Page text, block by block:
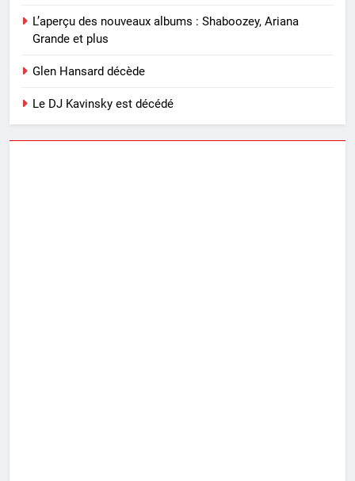
L’aperçu des nouveaux albums : Shaboozey, Ariana
Grande et plus
Glen Hansard décède
Le DJ Kavinsky est décédé